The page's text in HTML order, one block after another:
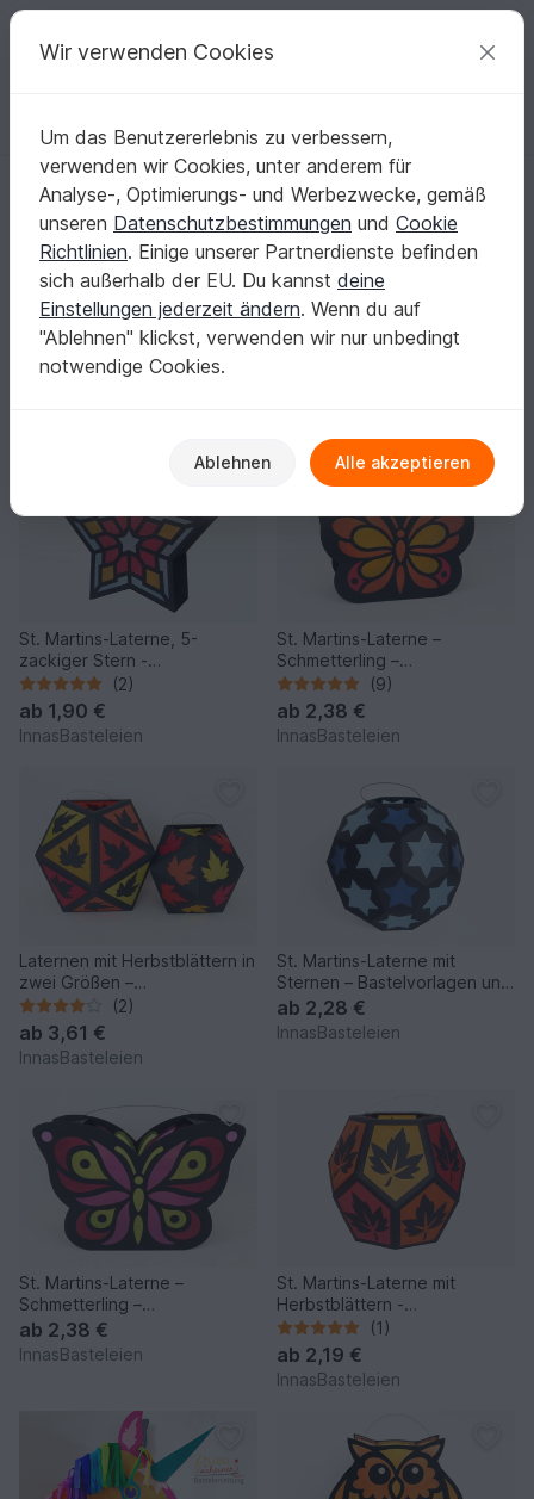
Deine kreativen Ideen
Deutsch | € (EUR) einloggen Kostenlos registrieren
Startseite Basteln Basteln mit Papier Laternen
Laternen basteln: Dein Leuchtmoment für den
Laternenumzug
Wenn dein Motiv im Dunkeln strahlt, wird aus Papier ein
echtes Highlight.Mehr anzeigen
Basteln mit Papier
St. Martins-Laterne, 5-
zackiger Stern -
Bastelvorlagen und Anleitung
(2)
ab 1,90 €
InnasBasteleien
St. Martins-Laterne –
Schmetterling –
Bastelanleitung und Vorlagen
(9)
ab 2,38 €
InnasBasteleien
Laternen mit Herbstblättern in
zwei Größen –
Bastelanleitung und Vorlagen
(2)
ab 3,61 €
InnasBasteleien
St. Martins-Laterne mit
Sternen – Bastelvorlagen und
Anleitung
ab 2,28 €
InnasBasteleien
St. Martins-Laterne –
Schmetterling –
Bastelanleitung mit Vorlagen
ab 2,38 €
InnasBasteleien
St. Martins-Laterne mit
Herbstblättern -
Bastelvorlagen und Anleitung
(1)
ab 2,19 €
InnasBasteleien
Wir verwenden Cookies
Um das Benutzererlebnis zu verbessern,
verwenden wir Cookies, unter anderem für
Analyse-, Optimierungs- und Werbezwecke, gemäß
unseren Datenschutzbestimmungen und Cookie
Richtlinien. Einige unserer Partnerdienste befinden
sich außerhalb der EU. Du kannst deine
Einstellungen jederzeit ändern. Wenn du auf
"Ablehnen" klickst, verwenden wir nur unbedingt
notwendige Cookies.
Ablehnen Alle akzeptieren